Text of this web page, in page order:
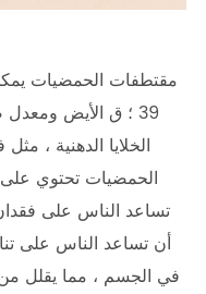
مقتطفات الحمضيات
39 ؛ ق الأيض
الخلايا الدهنية ،
الحمضيات تحتوي
تساعد الناس على
أن تساعد الناس على
في الجسم ، مما يقلل